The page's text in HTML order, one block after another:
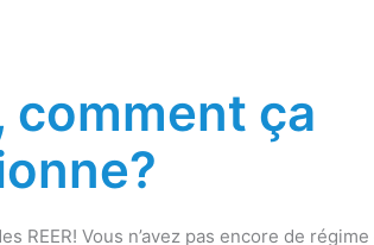
comment ça
REER! Vous n’avez pas encore de